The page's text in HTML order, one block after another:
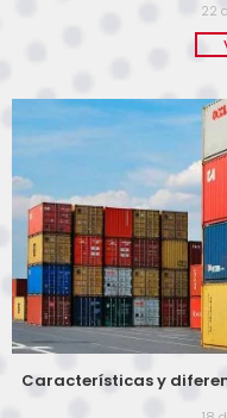
22
Características y